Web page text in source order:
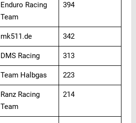
Enduro Racing
Team
394
mk511.de 342
DMS Racing 313
Team Halbgas 223
Ranz Racing
Team
214